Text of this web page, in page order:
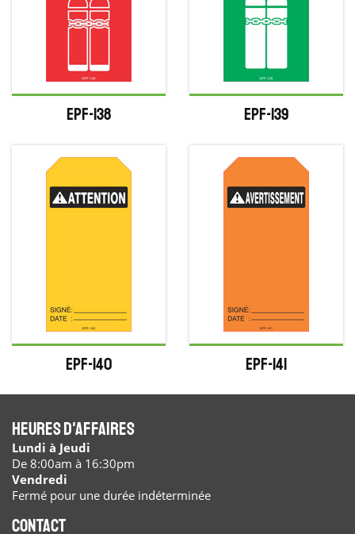
EPF-138 EPF-139
EPF-140 EPF-141
Heures d'affaires
Lundi à Jeudi
De 8:00am à 16:30pm
Vendredi
Fermé pour une durée indéterminée
Contact